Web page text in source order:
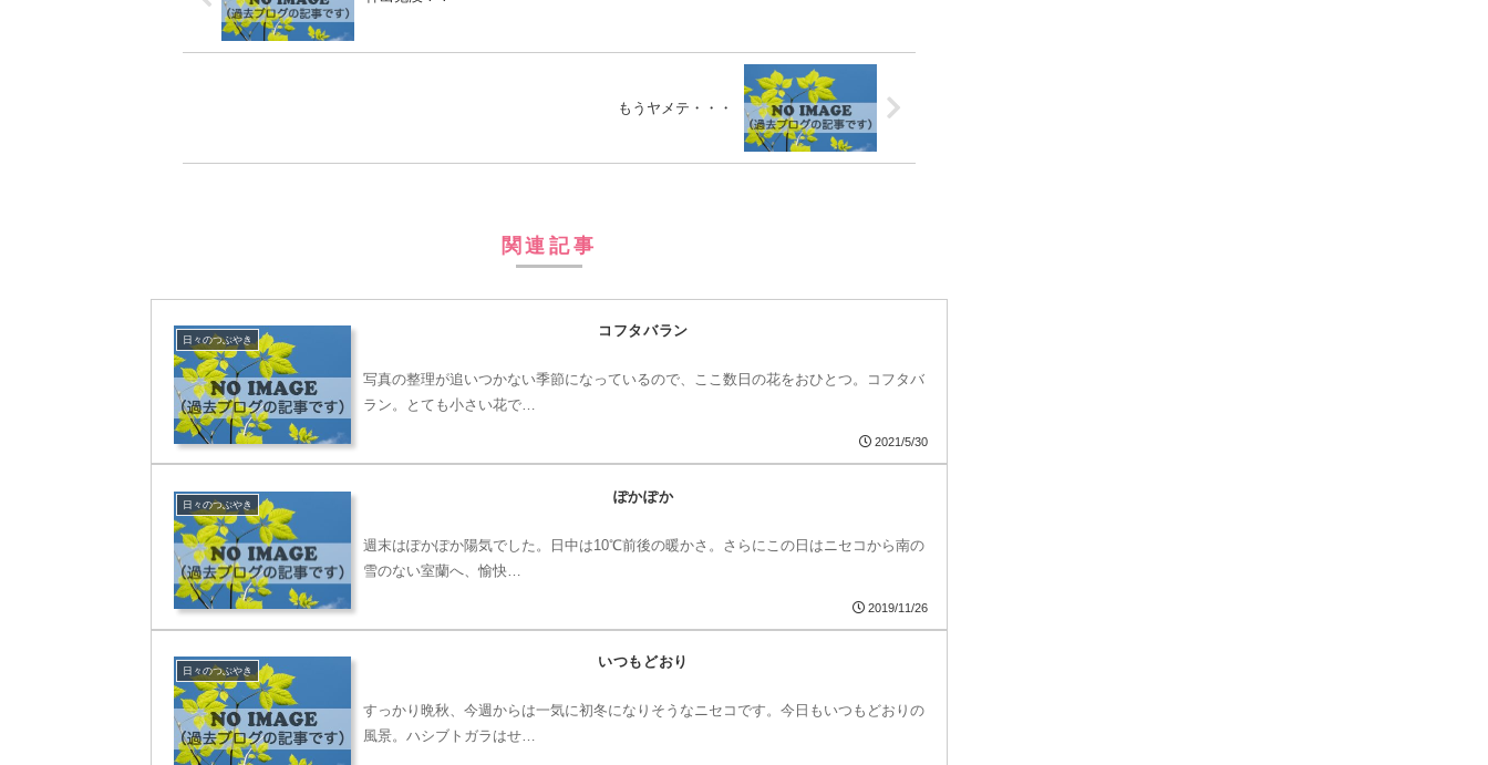
もうヤメテ・・・
関連記事
日々のつぶやき
コフタバラン
写真の整理が追いつかない季節になっているので、ここ数日の花をおひとつ。コフタバ
ラン。とても小さい花で…
2021/5/30
日々のつぶやき
ぽかぽか
週末はぽかぽか陽気でした。日中は10℃前後の暖かさ。さらにこの日はニセコから南の
雪のない室蘭へ、愉快…
2019/11/26
日々のつぶやき
いつもどおり
すっかり晩秋、今週からは一気に初冬になりそうなニセコです。今日もいつもどおりの
風景。ハシブトガラはせ…